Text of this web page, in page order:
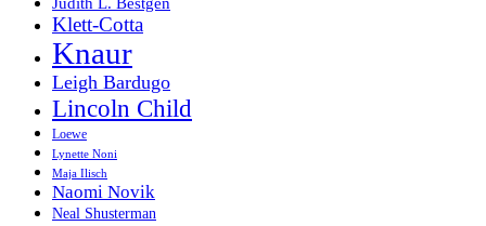
Klett-Cotta
Knaur
Leigh Bardugo
Lincoln Child
Loewe
Lynette Noni
Maja Ilisch
Naomi Novik
Neal Shusterman